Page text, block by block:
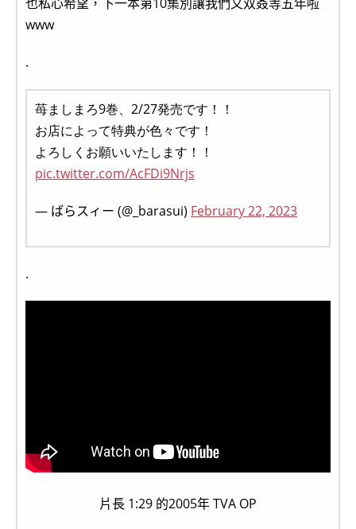
www
.
苺ましまろ9巻、2/27発売です！！
お店によって特典が色々です！
よろしくお願いいたします！！
pic.twitter.com/AcFDi9Nrjs
— ばらスィー (@_barasui) February 22, 2023
.
片長 1:29 的2005年 TVA OP